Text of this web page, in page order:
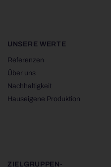
UNSERE WERTE
Referenzen
Über uns
Nachhaltigkeit
Hauseigene Produktion
ZIELGRUPPEN-